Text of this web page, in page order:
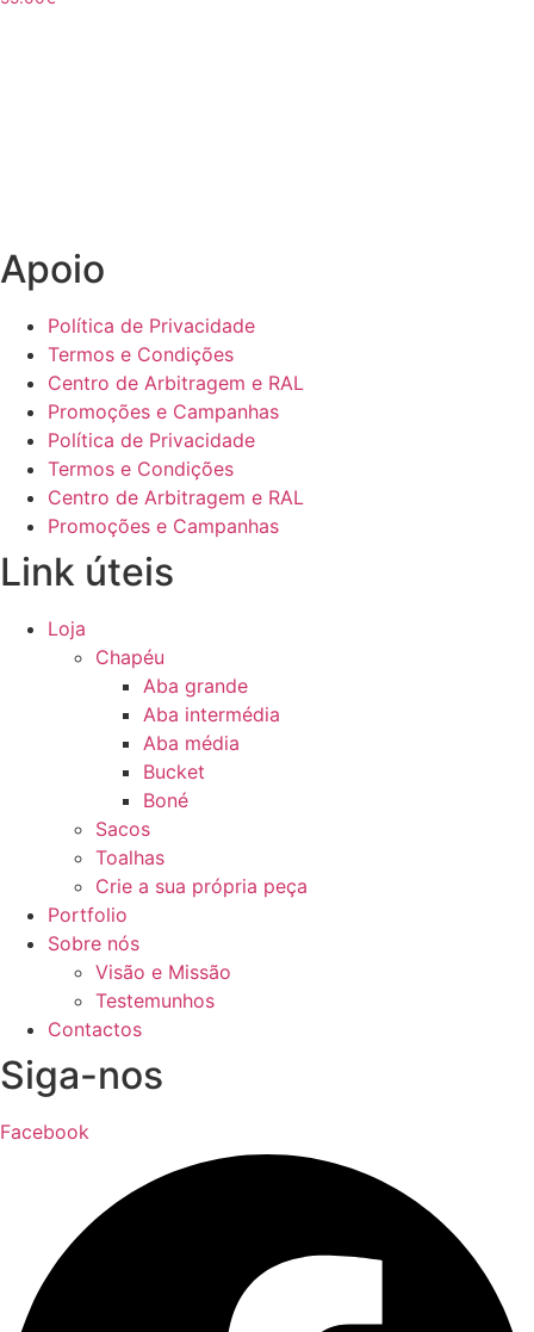
Apoio
Política de Privacidade
Termos e Condições
Centro de Arbitragem e RAL
Promoções e Campanhas
Política de Privacidade
Termos e Condições
Centro de Arbitragem e RAL
Promoções e Campanhas
Link úteis
Loja
Chapéu
Aba grande
Aba intermédia
Aba média
Bucket
Boné
Sacos
Toalhas
Crie a sua própria peça
Portfolio
Sobre nós
Visão e Missão
Testemunhos
Contactos
Siga-nos
Facebook